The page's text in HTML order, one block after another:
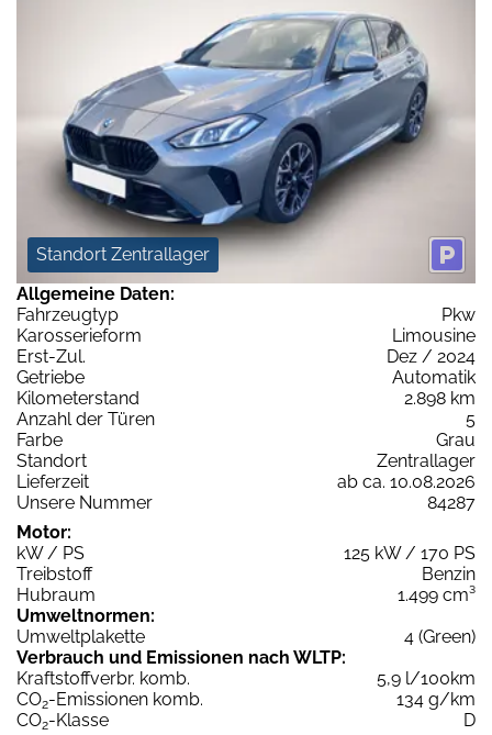
Standort Zentrallager
Allgemeine Daten:
Fahrzeugtyp
Pkw
Karosserieform
Limousine
Erst-Zul.
Dez / 2024
Getriebe
Automatik
Kilometerstand
2.898 km
Anzahl der Türen
5
Farbe
Grau
Standort
Zentrallager
Lieferzeit
ab ca. 10.08.2026
Unsere Nummer
84287
Motor:
kW / PS
125 kW / 170 PS
Treibstoff
Benzin
Hubraum
1.499 cm³
Umweltnormen:
Umweltplakette
4 (Green)
Verbrauch und Emissionen nach WLTP:
Kraftstoffverbr. komb.
5,9 l/100km
CO2-Emissionen komb.
134 g/km
CO2-Klasse
D